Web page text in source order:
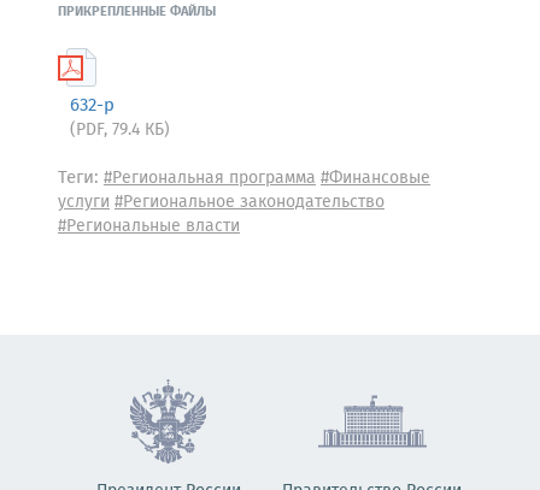
ПРИКРЕПЛЕННЫЕ ФАЙЛЫ
632-р
(PDF, 79.4 КБ)
Теги: #Региональная программа#Финансовые
услуги#Региональное законодательство
#Региональные власти